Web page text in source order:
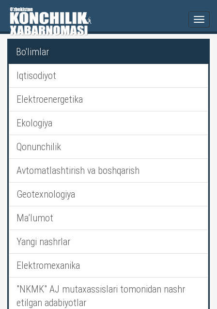
Bo'limlar
Iqtisodiyot
Elektroenergetika
Ekologiya
Qonunchilik
Avtomatlashtirish va boshqarish
Geotexnologiya
Ma’lumot
Yangi nashrlar
Elektromexanika
"NKMK" AJ mutaxassislari tomonidan nashr
etilgan adabiyotlar